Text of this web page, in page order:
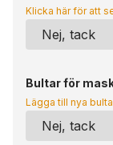
Klicka här för att
Bultar för
Lägga till nya